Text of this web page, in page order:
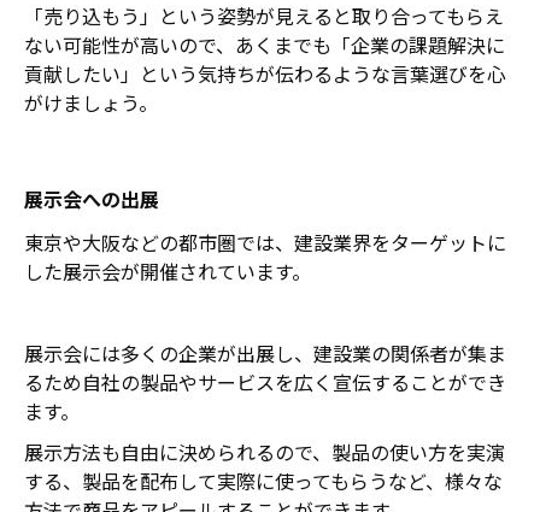
「売り込もう」という姿勢が見えると取り合ってもらえ
ない可能性が高いので、あくまでも「企業の課題解決に
貢献したい」という気持ちが伝わるような言葉選びを心
がけましょう。
展示会への出展
東京や大阪などの都市圏では、建設業界をターゲットに
した展示会が開催されています。
展示会には多くの企業が出展し、建設業の関係者が集ま
るため自社の製品やサービスを広く宣伝することができ
ます。
展示方法も自由に決められるので、製品の使い方を実演
する、製品を配布して実際に使ってもらうなど、様々な